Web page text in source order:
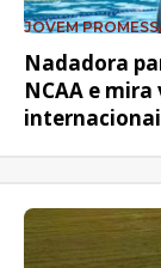
JOVEM
Nadadora
NCAA e